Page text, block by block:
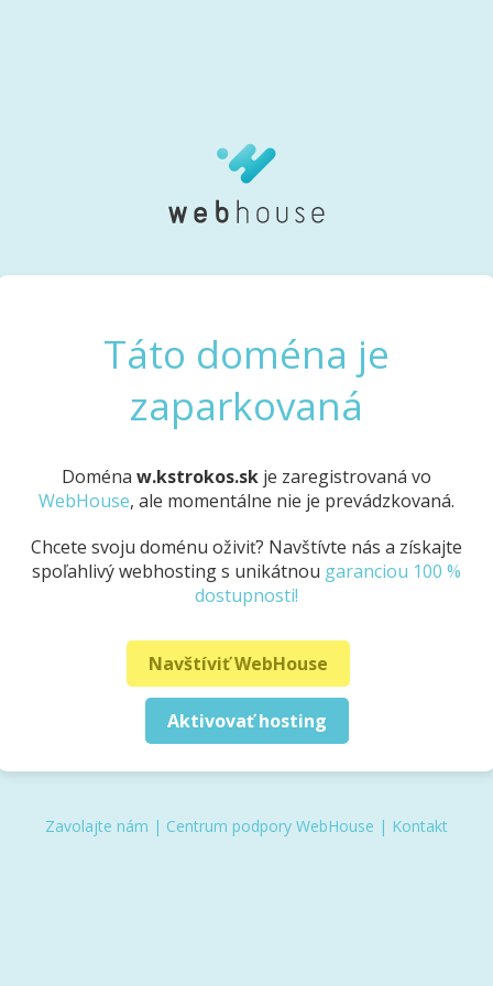
Táto doména je
zaparkovaná
Doména w.kstrokos.sk je zaregistrovaná vo
WebHouse, ale momentálne nie je prevádzkovaná.
Chcete svoju doménu oživiť? Navštívte nás a získajte
spoľahlivý webhosting s unikátnou garanciou 100 %
dostupnosti!
Navštíviť WebHouse
Aktivovať hosting
Zavolajte nám | Centrum podpory WebHouse | Kontakt